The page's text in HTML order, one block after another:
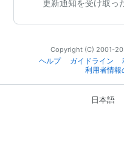
更新通知を受け取っ
Copyright (C) 2001-
ヘルプ
ガイドライン
利用者情報
日本語